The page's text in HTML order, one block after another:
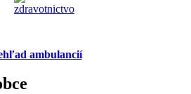
ambulancií